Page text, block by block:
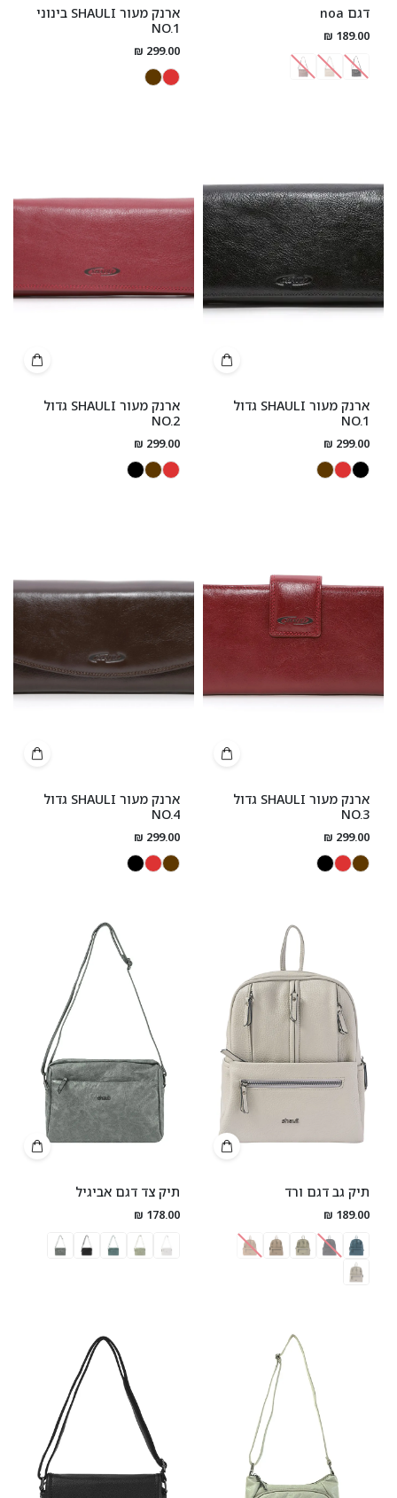
דגם noa
189.00 ₪
ארנק מעור SHAULI בינוני
NO.1
299.00 ₪
ארנק מעור SHAULI גדול
NO.1
299.00 ₪
ארנק מעור SHAULI גדול
NO.2
299.00 ₪
ארנק מעור SHAULI גדול
NO.3
299.00 ₪
ארנק מעור SHAULI גדול
NO.4
299.00 ₪
תיק גב דגם ורד
189.00 ₪
תיק צד דגם אביגיל
178.00 ₪